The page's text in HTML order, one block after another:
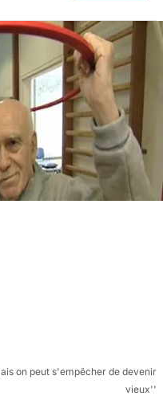
on peut s'empêcher de devenir
vieux''